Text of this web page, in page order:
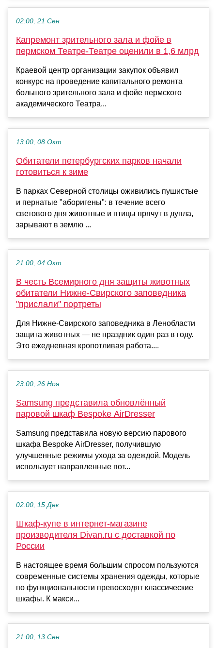
02:00, 21 Сен
Капремонт зрительного зала и фойе в
пермском Театре-Театре оценили в 1,6 млрд
Краевой центр организации закупок объявил
конкурс на проведение капитального ремонта
большого зрительного зала и фойе пермского
академического Театра...
13:00, 08 Окт
Обитатели петербургских парков начали
готовиться к зиме
В парках Северной столицы оживились пушистые
и пернатые "аборигены": в течение всего
светового дня животные и птицы прячут в дупла,
зарывают в землю ...
21:00, 04 Окт
В честь Всемирного дня защиты животных
обитатели Нижне-Свирского заповедника
"прислали" портреты
Для Нижне-Свирского заповедника в Ленобласти
защита животных — не праздник один раз в году.
Это ежедневная кропотливая работа....
23:00, 26 Ноя
Samsung представила обновлённый
паровой шкаф Bespoke AirDresser
Samsung представила новую версию парового
шкафа Bespoke AirDresser, получившую
улучшенные режимы ухода за одеждой. Модель
использует направленные пот...
02:00, 15 Дек
Шкаф-купе в интернет-магазине
производителя Divan.ru с доставкой по
России
В настоящее время большим спросом пользуются
современные системы хранения одежды, которые
по функциональности превосходят классические
шкафы. К макси...
21:00, 13 Сен